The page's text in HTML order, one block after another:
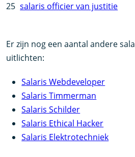
25 salaris officier van justitie
Er zijn nog een aantal andere
uitlichten:
Salaris Webdeveloper
Salaris Timmerman
Salaris Schilder
Salaris Ethical Hacker
Salaris Elektrotechniek